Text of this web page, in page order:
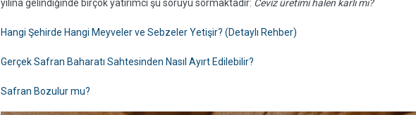
yılına gelindiğinde birçok yatırımcı şu soruyu sormaktadır: Ceviz üretimi halen karlı mı?
Hangi Şehirde Hangi Meyveler ve Sebzeler Yetişir? (Detaylı Rehber)
Gerçek Safran Baharatı Sahtesinden Nasıl Ayırt Edilebilir?
Safran Bozulur mu?